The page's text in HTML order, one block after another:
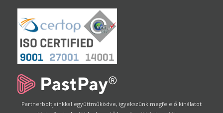
Partnerboltjainkkal együttműködve, igyekszünk megfelelő kínálatot